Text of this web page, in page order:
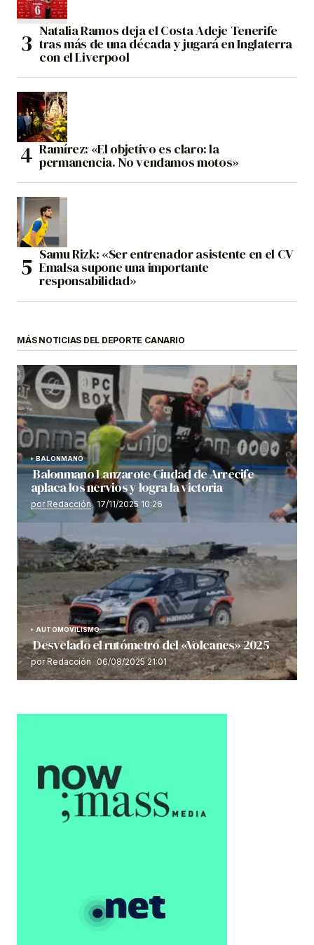
Natalia Ramos deja el Costa Adeje Tenerife
tras más de una década y jugará en Inglaterra
con el Liverpool
Ramírez: «El objetivo es claro: la
permanencia. No vendamos motos»
Samu Rizk: «Ser entrenador asistente en el CV
Emalsa supone una importante
responsabilidad»
MÁS NOTICIAS DEL DEPORTE CANARIO
BALONMANO
Balonmano Lanzarote Ciudad de Arrecife
aplaca los nervios y logra la victoria
por Redacción 17/11/2025 10:26
AUTOMOVILISMO
Desvelado el rutómetro del «Volcanes» 2025
por Redacción 06/08/2025 21:01